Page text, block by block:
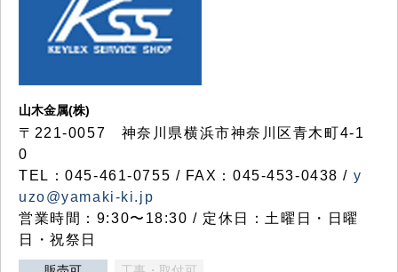
山木金属(株)
〒221-0057 神奈川県横浜市神奈川区青木町4-1
0
TEL：045-461-0755 / FAX：045-453-0438 / y
uzo@yamaki-ki.jp
営業時間：9:30〜18:30 / 定休日：土曜日・日曜
日・祝祭日